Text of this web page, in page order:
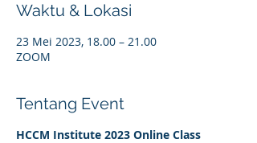
Waktu & Lokasi
23 Mei 2023, 18.00 – 21.00
ZOOM
Tentang Event
HCCM Institute 2023 Online Class